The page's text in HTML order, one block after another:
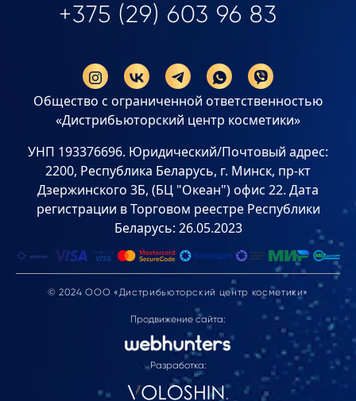
+375 (29) 603 96 83
Общество с ограниченной ответственностью
«Дистрибьюторский центр косметики»
УНП 193376696. Юридический/Почтовый адрес:
2200, Республика Беларусь, г. Минск, пр-кт
Дзержинского 3Б, (БЦ "Океан") офис 22. Дата
регистрации в Торговом реестре Республики
Беларусь: 26.05.2023
© 2024 ООО «Дистрибьюторский центр косметики»
Продвижение сайта:
Разработка: